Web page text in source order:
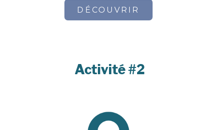
DÉCOUVRIR
Activité #2